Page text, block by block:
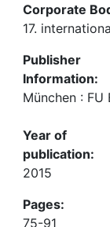
Corporate
17.
Publisher
Information:
München :
Year of
publication:
2015
Pages:
75-91